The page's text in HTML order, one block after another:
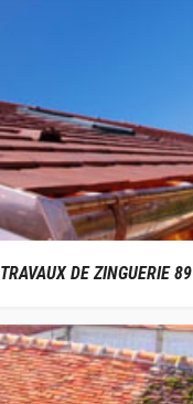
TRAVAUX DE ZINGUERIE 89